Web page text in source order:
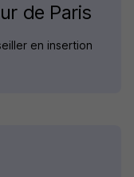
de Paris
en insertion